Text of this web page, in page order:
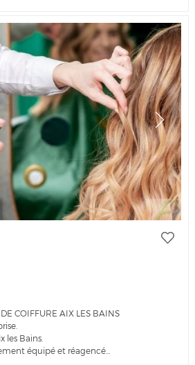
COIFFURE AIX LES BAINS
les Bains.
équipé et réagencé...